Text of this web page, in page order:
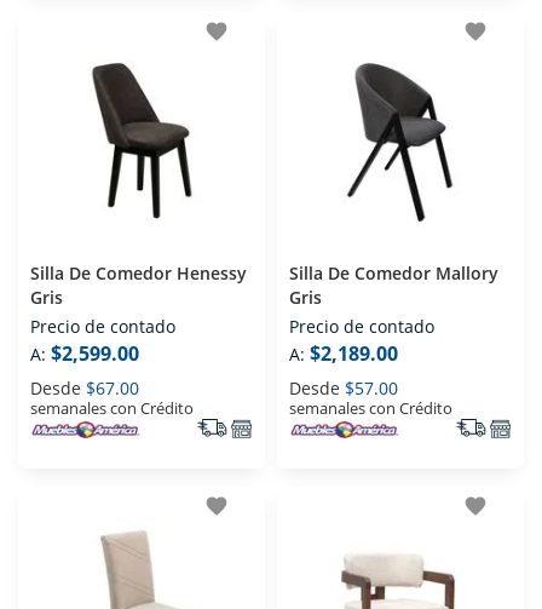
favorite
Silla De Comedor Henessy
Gris
Precio de contado
A: $2,599.00
Desde $67.00
semanales con Crédito
favorite
Silla De Comedor Mallory
Gris
Precio de contado
A: $2,189.00
Desde $57.00
semanales con Crédito
favorite favorite